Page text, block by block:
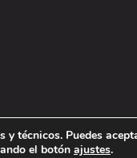
técnicos. Puedes
el botón ajustes.